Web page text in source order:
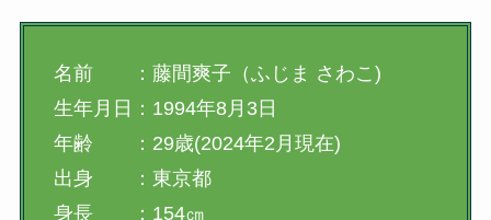
名前 ：藤間爽子（ふじま さわこ)
生年月日：1994年8月3日
年齢 ：29歳(2024年2月現在)
出身 ：東京都
身長 ：154㎝